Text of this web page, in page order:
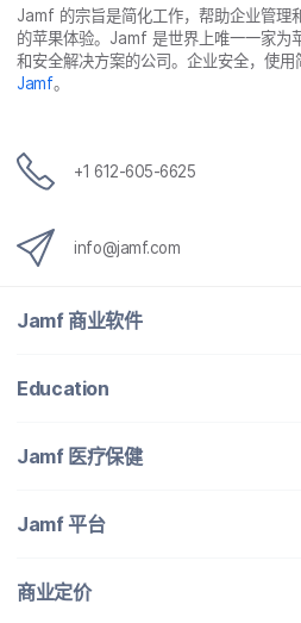
Jamf 的​宗旨​是​简化​工作，​帮助​企业​管理​
的​苹果​体验。 Jamf是​世界​上​唯​一​一​家​为​
和​安全​解决​方案​的​公司。​企业​安全，​使用​
Jamf。
+1 612-605-6625
info@jamf.com
Jamf 商业​软件
Education
Jamf 医​疗​保健
Jamf平台
商业定​价